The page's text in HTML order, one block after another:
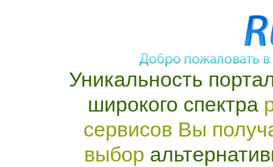
Уникальность
широкого спектра
сервисов Вы
выбор